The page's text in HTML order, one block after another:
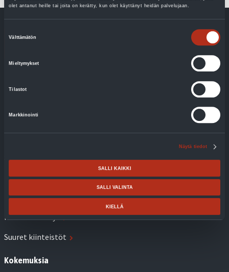
olet antanut heille tai joita on kerätty, kun olet käyttänyt heidän palvelujaan.
Välttämätön
Mieltymykset
Tilastot
Markkinointi
Näytä tiedot
SALLI KAIKKI
SALLI VALINTA
KIELLÄ
Ilma-vesilämpöpumput
Sähkölämmitys
Biolämmitysöljykattilat
Puulämmitys
Kaukolämmitys
Suuret kiinteistöt
Kokemuksia